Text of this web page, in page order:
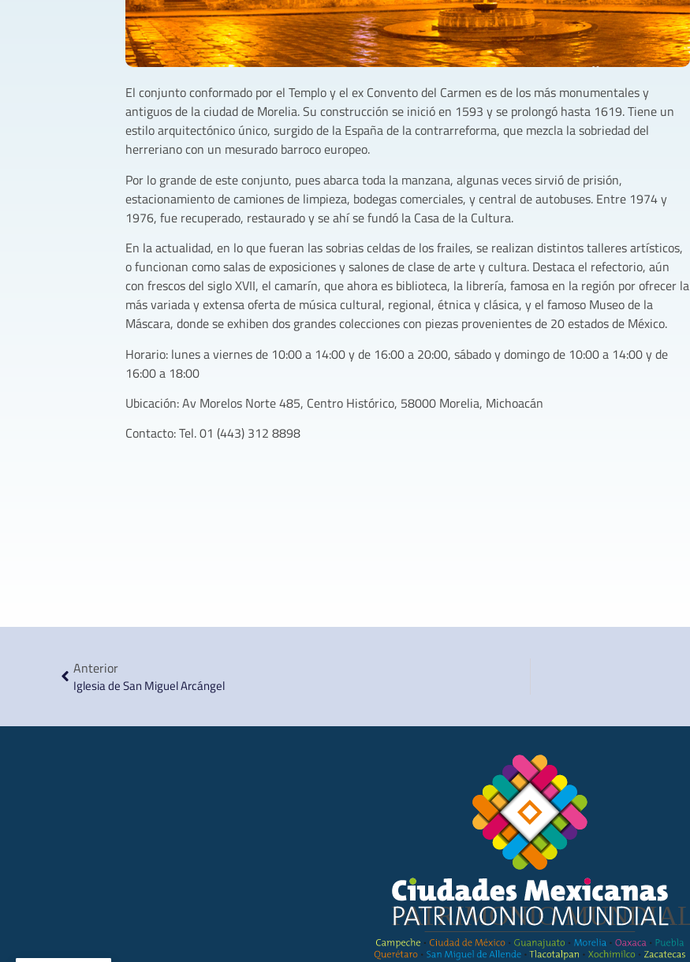
El conjunto conformado por el Templo y el ex Convento del Carmen es de los más monumentales y
antiguos de la ciudad de Morelia. Su construcción se inició en 1593 y se prolongó hasta 1619. Tiene un
estilo arquitectónico único, surgido de la España de la contrarreforma, que mezcla la sobriedad del
herreriano con un mesurado barroco europeo.
Por lo grande de este conjunto, pues abarca toda la manzana, algunas veces sirvió de prisión,
estacionamiento de camiones de limpieza, bodegas comerciales, y central de autobuses. Entre 1974 y
1976, fue recuperado, restaurado y se ahí se fundó la Casa de la Cultura.
En la actualidad, en lo que fueran las sobrias celdas de los frailes, se realizan distintos talleres artísticos,
o funcionan como salas de exposiciones y salones de clase de arte y cultura. Destaca el refectorio, aún
con frescos del siglo XVII, el camarín, que ahora es biblioteca, la librería, famosa en la región por ofrecer la
más variada y extensa oferta de música cultural, regional, étnica y clásica, y el famoso Museo de la
Máscara, donde se exhiben dos grandes colecciones con piezas provenientes de 20 estados de México.
Horario: lunes a viernes de 10:00 a 14:00 y de 16:00 a 20:00, sábado y domingo de 10:00 a 14:00 y de
16:00 a 18:00
Ubicación: Av Morelos Norte 485, Centro Histórico, 58000 Morelia, Michoacán
Contacto: Tel. 01 (443) 312 8898
Anterior
Iglesia de San Miguel Arcángel